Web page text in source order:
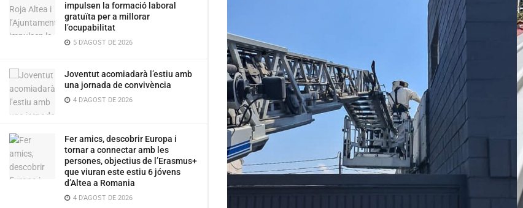
impulsen la formació laboral
gratuïta per a millorar
l’ocupabilitat
5 D'AGOST DE 2026
Joventut acomiadarà l’estiu amb
una jornada de convivència
4 D'AGOST DE 2026
Fer amics, descobrir Europa i
tornar a connectar amb les
persones, objectius de l’Erasmus+
que viuran este estiu 6 jóvens
d’Altea a Romania
4 D'AGOST DE 2026